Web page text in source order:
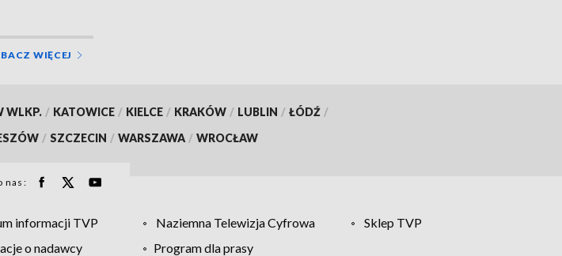
WIĘCEJ
WLKP. / KATOWICE / KIELCE / KRAKÓW / LUBLIN / ŁÓDŹ /
/ SZCZECIN / WARSZAWA / WROCŁAW
nas:
informacji TVP Naziemna Telewizja Cyfrowa
Sklep TVP
o nadawcy
Program dla prasy